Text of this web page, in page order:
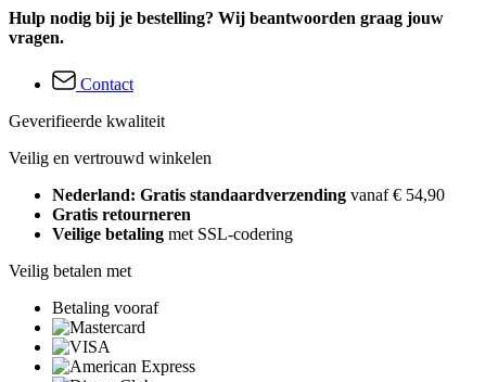
Hulp nodig bij je bestelling? Wij beantwoorden graag jouw
vragen.
Contact
Geverifieerde kwaliteit
Veilig en vertrouwd winkelen
Nederland: Gratis standaardverzending vanaf € 54,90
Gratis retourneren
Veilige betaling met SSL-codering
Veilig betalen met
Betaling vooraf